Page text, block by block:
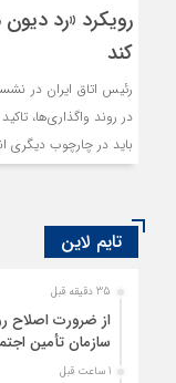
رویکرد «رد
کند
رئیس اتاق ایران در
در روند واگذاری‌ها،
باید در چارچوب دیگری
تایم لاین
35 دقیقه قبل
از ضرورت اصلاح
سازمان تأمین
1 ساعت قبل